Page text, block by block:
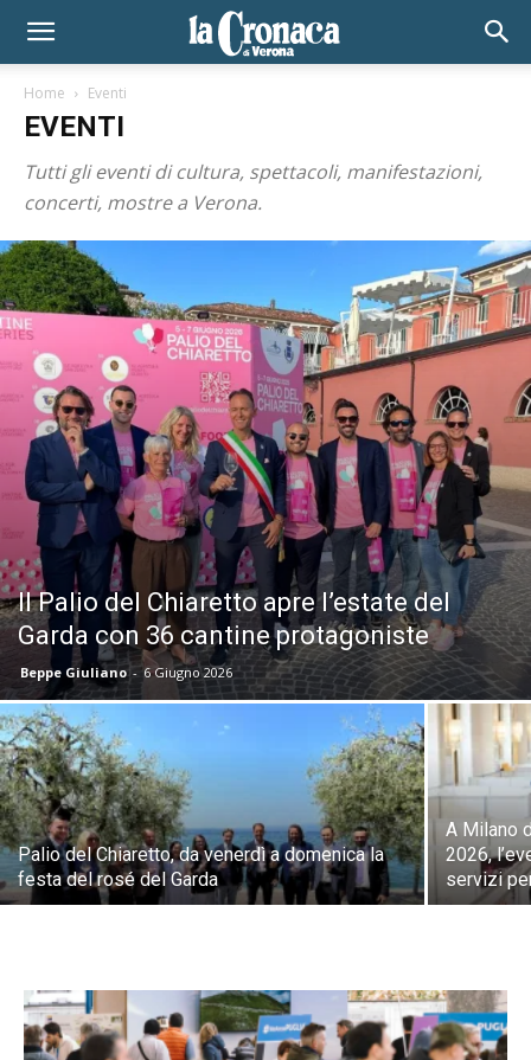
Home Eventi
EVENTI
Tutti gli eventi di cultura, spettacoli, manifestazioni,
concerti, mostre a Verona.
Il Palio del Chiaretto apre l’estate del
Garda con 36 cantine protagoniste
Beppe Giuliano - 6 Giugno 2026
Palio del Chiaretto, da venerdì a domenica la
festa del rosé del Garda
A Milano
2026,
servizi